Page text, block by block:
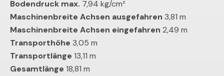
Bodendruck max. 7,94 kg/cm²
Maschinenbreite Achsen ausgefahren 3,81 m
Maschinenbreite Achsen eingefahren 2,49 m
Transporthöhe 3,05 m
Transportlänge 13,11 m
Gesamtlänge 18,81 m